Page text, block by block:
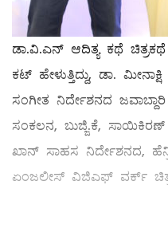
ಡಾ.ವಿ.ಎನ್ ಆದಿತ್ಯ ಕಥೆ
ಕಟ್ ಹೇಳುತ್ತಿದ್ದು, ಡಾ.
ಸಂಗೀತ ನಿರ್ದೇಶನದ
ಸಂಕಲನ, ಬುಜ್ಜಿ.ಕೆ,
ಖಾನ್‌ ಸಾಹಸ ನಿರ್ದೇಶನದ,
ಏಂಜಲೀಸ್ ವಿಜಿಎಫ್‌ ವರ್ಕ್‌